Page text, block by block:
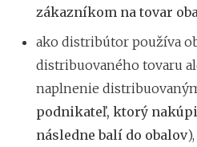
zákazníkom na tovar
ako distribútor používa
distribuovaného tovaru
naplnenie
podnikateľ, ktorý
následne balí do obalov